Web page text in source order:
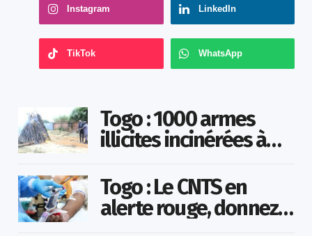
Instagram LinkedIn
TikTok WhatsApp
Togo : 1000 armes
illicites incinérées à
Togo : Le CNTS en
alerte rouge, donnez